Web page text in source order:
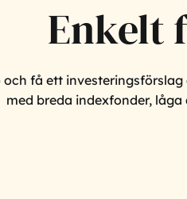
Enkelt
få ett
med breda indexfonder,